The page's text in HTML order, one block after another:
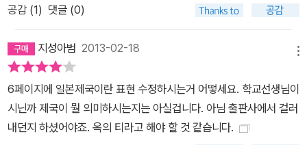
은 의미심장한 질문을 던지고 있다. “쿠바의 교훈은 세계적으로 중요
하다. 생태학적으로 본다면 지구는 경제봉쇄에 처한 쿠바보다도 닫힌
체계(closed system)이다. 이용 가능한 에너지도 한정되어 물질자
원은 유한하다. 에너지와 물질자원의 한계에 직면한 때에 쿠바는 기
초적인 사회복지를 무시하지 않고 지속적인 균형을 유지하는 대담한
정책을 선택했다. 우리는 앞으로 쿠바와 같은 선택을 할 수 있을
까?”(본문 36쪽) 미국 건강보험제도의 비참한 모습을 파헤친 마이클
공감 (1) 댓글 (0)
지성아범 2013-02-18
6페이지에 일본제국이란 표현 수정하시는거 어떻세요. 학교선생님이
시닌까 제국이 뭘 의미하시는지는 아실겁니다. 아님 출판사에서 걸러
내던지 하셨어야죠. 옥의 티라고 해야 할 것 같습니다.